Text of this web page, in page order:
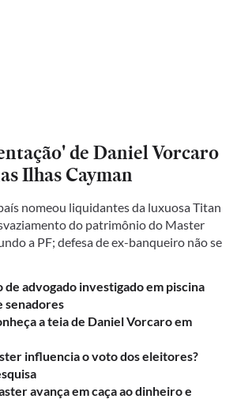
de Daniel Vorcaro
Ilhas Cayman
nomeou liquidantes da luxuosa Titan
do patrimônio do Master
a PF; defesa de ex-banqueiro não se
advogado investigado em piscina
senadores
a teia de Daniel Vorcaro em
influencia o voto dos eleitores?
avança em caça ao dinheiro e